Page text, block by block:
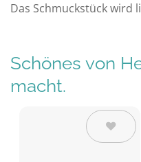
Das Schmuckstück wird
Schönes von
macht.